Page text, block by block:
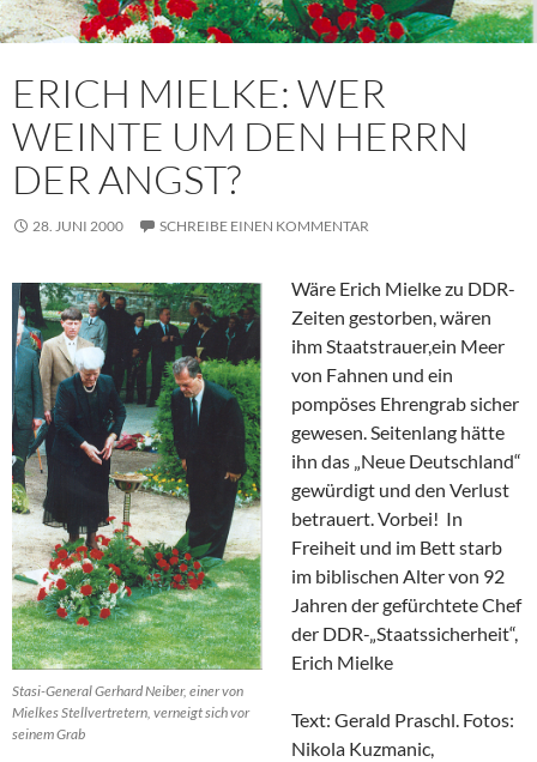
ERICH MIELKE: WER
WEINTE UM DEN HERRN
DER ANGST?
28. JUNI 2000 SCHREIBE EINEN KOMMENTAR
Stasi-General Gerhard Neiber, einer von
Mielkes Stellvertretern, verneigt sich vor
seinem Grab
Wäre Erich Mielke zu DDR-
Zeiten gestorben, wären
ihm Staatstrauer,ein Meer
von Fahnen und ein
pompöses Ehrengrab sicher
gewesen. Seitenlang hätte
ihn das „Neue Deutschland“
gewürdigt und den Verlust
betrauert. Vorbei! In
Freiheit und im Bett starb
im biblischen Alter von 92
Jahren der gefürchtete Chef
der DDR-„Staatssicherheit“,
Erich Mielke
Text: Gerald Praschl. Fotos:
Nikola Kuzmanic,